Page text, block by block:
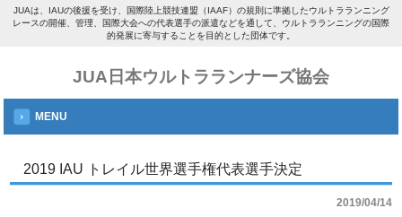
JUAは、IAUの後援を受け、国際陸上競技連盟（IAAF）の規則に準拠したウルトラランニング
レースの開催、管理、国際大会への代表選手の派遣などを通して、ウルトラランニングの国際
的発展に寄与することを目的とした団体です。
JUA日本ウルトラランナーズ協会
MENU
2019 IAU トレイル世界選手権代表選手決定
2019/04/14